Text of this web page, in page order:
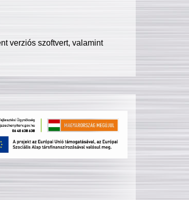
verziós szoftvert, valamint